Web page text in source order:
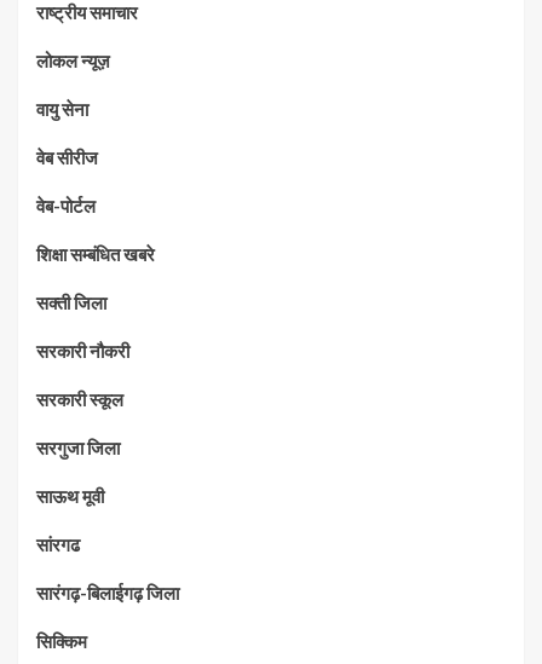
राष्ट्रीय समाचार
लोकल न्यूज़
वायु सेना
वेब सीरीज
वेब-पोर्टल
शिक्षा सम्बंधित खबरे
सक्ती जिला
सरकारी नौकरी
सरकारी स्कूल
सरगुजा जिला
साऊथ मूवी
सांरगढ
सारंगढ़-बिलाईगढ़ जिला
सिक्किम